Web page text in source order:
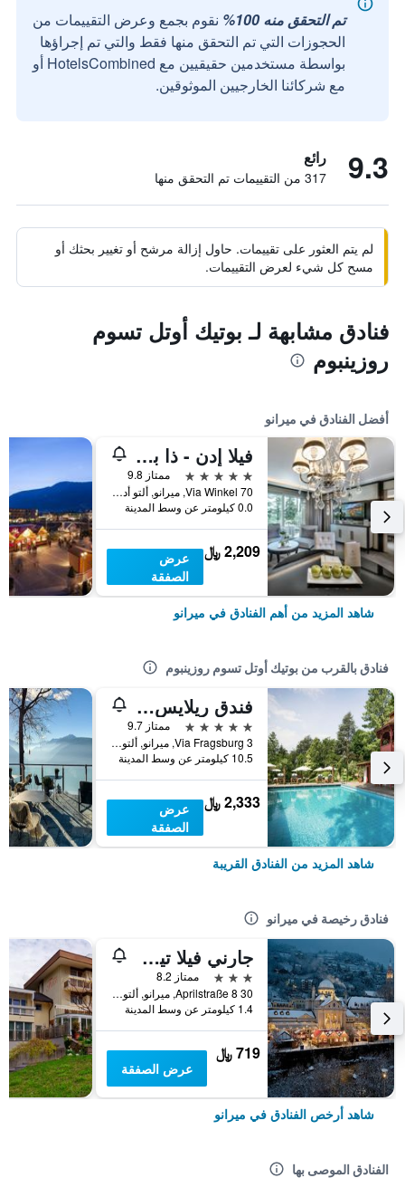
تم التحقق منه 100%
نقوم بجمع وعرض التقييمات من
الحجوزات التي تم التحقق منها فقط والتي تم إجراؤها
بواسطة مستخدمين حقيقيين مع HotelsCombined أو
مع شركائنا الخارجيين الموثوقين.
9.3 رائع
317 من التقييمات تم التحقق منها
لم يتم العثور على تقييمات. حاول إزالة مرشح أو تغيير بحثك أو
مسح كل شيء لعرض التقييمات.
فنادق مشابهة لـ بوتيك أوتل تسوم
روزينبوم
أفضل الفنادق في ميرانو
فيلا إدن - ذا برايفت ريتريت
5 نجوم
ممتاز 9.8
Via Winkel 70, ميرانو, ألتو أديجي, إيطاليا
0.0 كيلومتر عن وسط المدينة
2,209 ﷼
عرض
الصفقة
شاهد المزيد من أهم الفنادق في ميرانو
فنادق بالقرب من بوتيك أوتل تسوم روزينبوم
فندق ريلايس آند تشاتو كاستل فراغسبيرغ
5 نجوم
ممتاز 9.7
Via Fragsburg 3, ميرانو, ألتو أديجي, إيطاليا
10.5 كيلومتر عن وسط المدينة
2,333 ﷼
عرض
الصفقة
شاهد المزيد من الفنادق القريبة
فنادق رخيصة في ميرانو
جارني فيلا تيرول - للبالغين فقط
3 نجوم
ممتاز 8.2
30 Aprilstraße 8, ميرانو, ألتو أديجي, إيطاليا
1.4 كيلومتر عن وسط المدينة
719 ﷼
عرض الصفقة
شاهد أرخص الفنادق في ميرانو
الفنادق الموصى بها